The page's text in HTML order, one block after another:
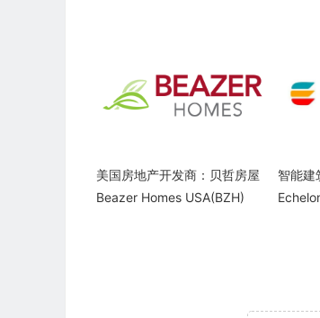
美国房地产开发商：贝哲房屋
Beazer Homes USA(BZH)
智能建